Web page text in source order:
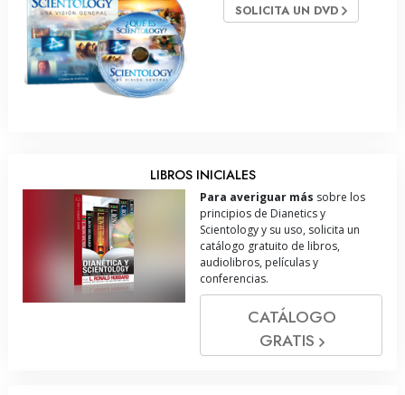
SOLICITA UN DVD
LIBROS INICIALES
Para averiguar más sobre los
principios de Dianetics y
Scientology y su uso, solicita un
catálogo gratuito de libros,
audiolibros, películas y
conferencias.
CATÁLOGO
GRATIS